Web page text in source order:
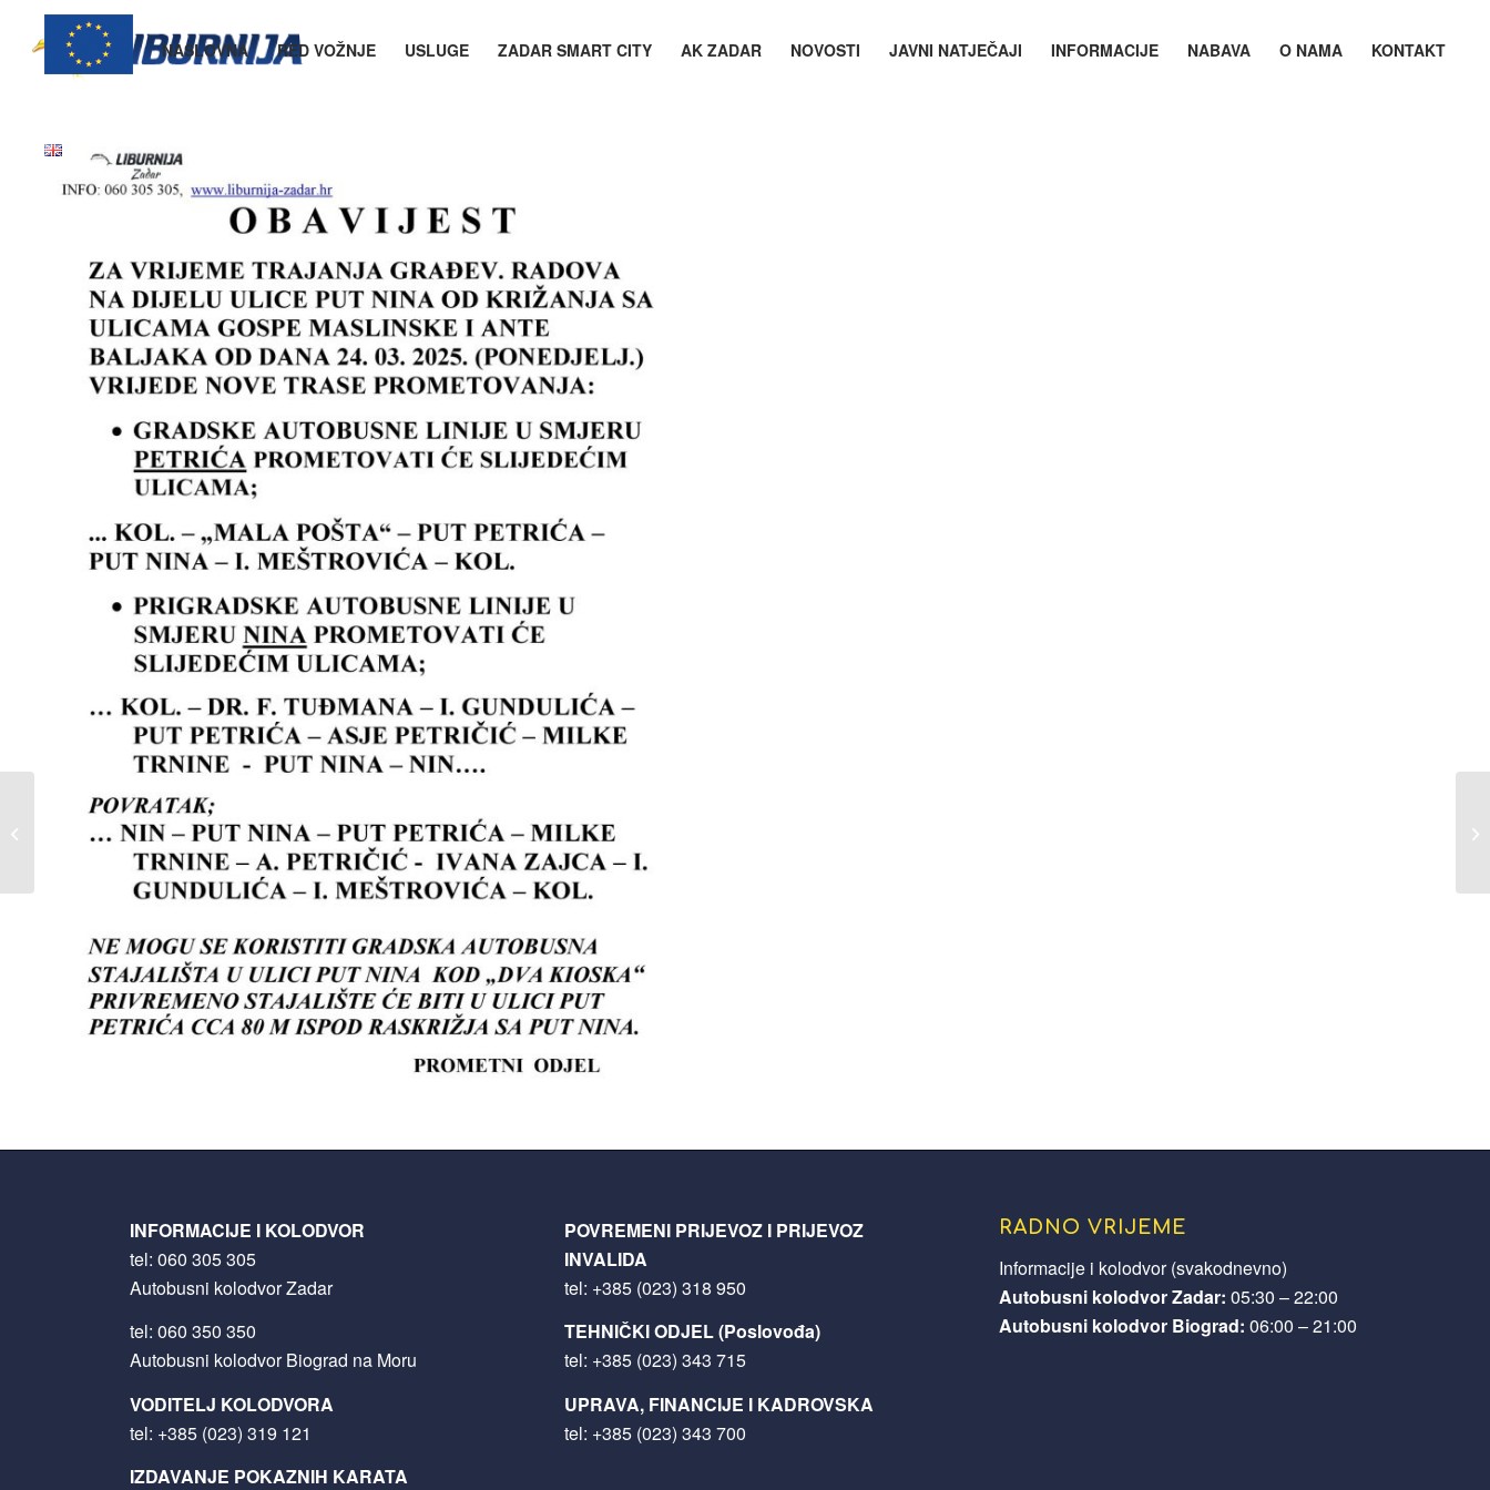
NASLOVNA RED VOŽNJE USLUGE ZADAR SMART CITY AK ZADAR NOVOSTI JAVNI NATJEČAJI INFORMACIJE NABAVA O NAMA KONTAKT
INFORMACIJE I KOLODVOR
tel:060 305 305
Autobusni kolodvor Zadar
tel:060 350 350
Autobusni kolodvor Biograd na Moru
VODITELJ KOLODVORA
tel: +385 (023) 319 121
IZDAVANJE POKAZNIH KARATA
POVREMENI PRIJEVOZ I PRIJEVOZ
INVALIDA
tel: +385 (023) 318 950
TEHNIČKI ODJEL (Poslovođa)
tel: +385 (023) 343 715
UPRAVA, FINANCIJE I KADROVSKA
tel: +385 (023) 343 700
RADNO VRIJEME
Informacije i kolodvor (svakodnevno)
Autobusni kolodvor Zadar: 05:30 – 22:00
Autobusni kolodvor Biograd: 06:00 – 21:00
Obavijest za Podvršje
(Matakov brig)